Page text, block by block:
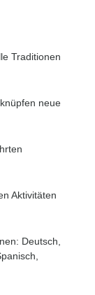
Traditionen
neue
Aktivitäten
Deutsch,